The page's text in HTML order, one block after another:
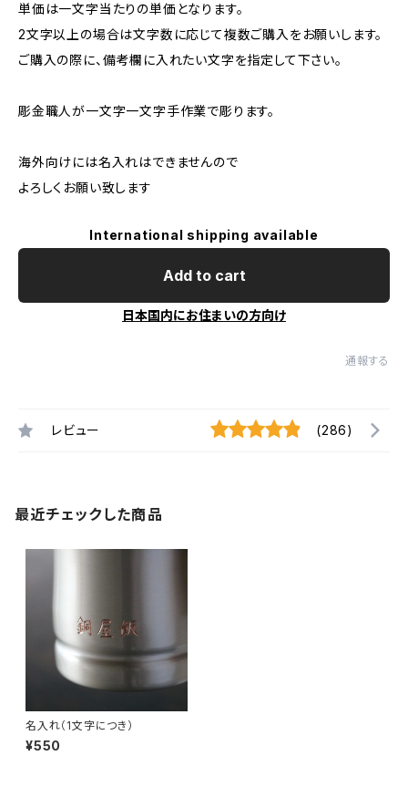
単価は一文字当たりの単価となります。
2文字以上の場合は文字数に応じて複数ご購入をお願いします。
ご購入の際に、備考欄に入れたい文字を指定して下さい。
彫金職人が一文字一文字手作業で彫ります。
海外向けには名入れはできませんので
よろしくお願い致します
International shipping available
Add to cart
日本国内にお住まいの方向け
通報する
レビュー (286)
最近チェックした商品
名入れ（1文字につき）
¥550